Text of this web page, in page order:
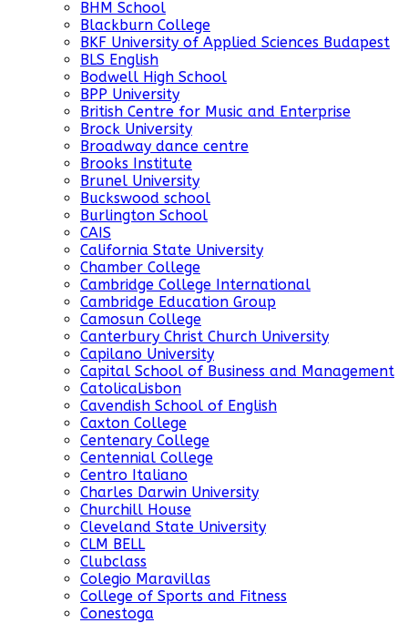
BHM School
Blackburn College
BKF University of Applied Sciences Budapest
BLS English
Bodwell High School
BPP University
British Centre for Music and Enterprise
Brock University
Broadway dance centre
Brooks Institute
Brunel University
Buckswood school
Burlington School
CAIS
California State University
Chamber College
Cambridge College International
Cambridge Education Group
Camosun College
Canterbury Christ Church University
Capilano University
Capital School of Business and Management
CatolicaLisbon
Cavendish School of English
Caxton College
Centenary College
Centennial College
Centro Italiano
Charles Darwin University
Churchill House
Cleveland State University
CLM BELL
Clubclass
Colegio Maravillas
College of Sports and Fitness
Conestoga